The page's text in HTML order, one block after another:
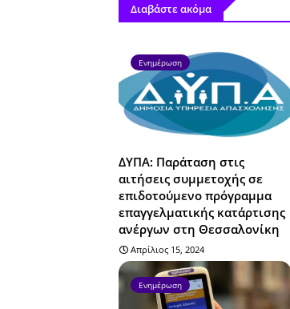
Διαβάστε ακόμα
Ενημέρωση
ΔΥΠΑ: Παράταση στις
αιτήσεις συμμετοχής σε
επιδοτούμενο πρόγραμμα
επαγγελματικής κατάρτισης
ανέργων στη Θεσσαλονίκη
Απρίλιος 15, 2024
Ενημέρωση